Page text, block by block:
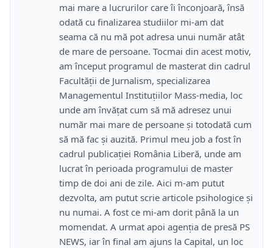
mai mare a lucrurilor care îi înconjoară, însă
odată cu finalizarea studiilor mi-am dat
seama că nu mă pot adresa unui număr atât
de mare de persoane. Tocmai din acest motiv,
am început programul de masterat din cadrul
Facultății de Jurnalism, specializarea
Managementul Instituțiilor Mass-media, loc
unde am învățat cum să mă adresez unui
număr mai mare de persoane și totodată cum
să mă fac și auzită. Primul meu job a fost în
cadrul publicației România Liberă, unde am
lucrat în perioada programului de master
timp de doi ani de zile. Aici m-am putut
dezvolta, am putut scrie articole psihologice și
nu numai. A fost ce mi-am dorit până la un
momendat. A urmat apoi agenția de presă PS
NEWS, iar în final am ajuns la Capital, un loc